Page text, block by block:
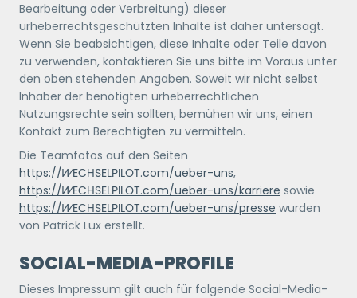
Bearbeitung oder Verbreitung) dieser
urheberrechtsgeschützten Inhalte ist daher untersagt.
Wenn Sie beabsichtigen, diese Inhalte oder Teile davon
zu verwenden, kontaktieren Sie uns bitte im Voraus unter
den oben stehenden Angaben. Soweit wir nicht selbst
Inhaber der benötigten urheberrechtlichen
Nutzungsrechte sein sollten, bemühen wir uns, einen
Kontakt zum Berechtigten zu vermitteln.
Die Teamfotos auf den Seiten
https://WECHSELPILOT.com/ueber-uns,
https://WECHSELPILOT.com/ueber-uns/karriere sowie
https://WECHSELPILOT.com/ueber-uns/presse wurden
von Patrick Lux erstellt.
SOCIAL-MEDIA-PROFILE
Dieses Impressum gilt auch für folgende Social-Media-